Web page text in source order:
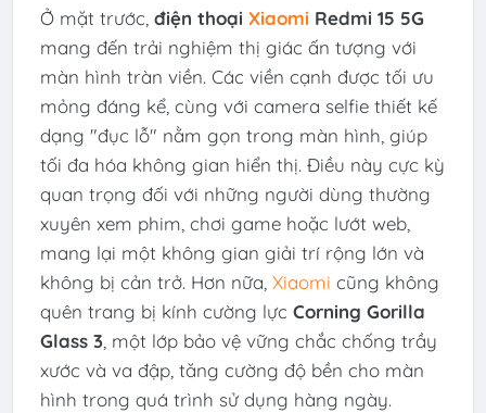
Ở mặt trước, điện thoại Xiaomi Redmi 15 5G
mang đến trải nghiệm thị giác ấn tượng với
màn hình tràn viền. Các viền cạnh được tối ưu
mỏng đáng kể, cùng với camera selfie thiết kế
dạng "đục lỗ" nằm gọn trong màn hình, giúp
tối đa hóa không gian hiển thị. Điều này cực kỳ
quan trọng đối với những người dùng thường
xuyên xem phim, chơi game hoặc lướt web,
mang lại một không gian giải trí rộng lớn và
không bị cản trở. Hơn nữa, Xiaomi cũng không
quên trang bị kính cường lực Corning Gorilla
Glass 3, một lớp bảo vệ vững chắc chống trầy
xước và va đập, tăng cường độ bền cho màn
hình trong quá trình sử dụng hàng ngày.